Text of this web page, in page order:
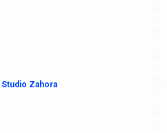
Studio Zahora